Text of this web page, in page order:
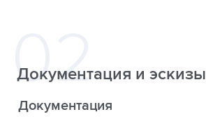
Документация и эскизы
Документация